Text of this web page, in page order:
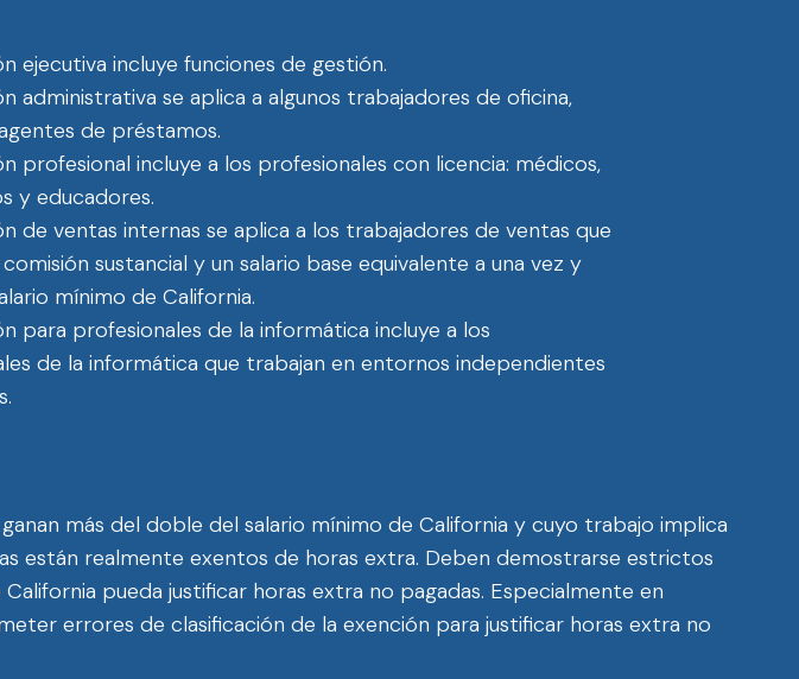
ejecutiva incluye funciones de gestión.
administrativa se aplica a algunos trabajadores de oficina,
de préstamos.
profesional incluye a los profesionales con licencia: médicos,
y educadores.
de ventas internas se aplica a los trabajadores de ventas que
comisión sustancial y un salario base equivalente a una vez y
mínimo de California.
para profesionales de la informática incluye a los
de la informática que trabajan en entornos independientes
más del doble del salario mínimo de California y cuyo trabajo implica
están realmente exentos de horas extra. Deben demostrarse estrictos
pueda justificar horas extra no pagadas. Especialmente en
errores de clasificación de la exención para justificar horas extra no